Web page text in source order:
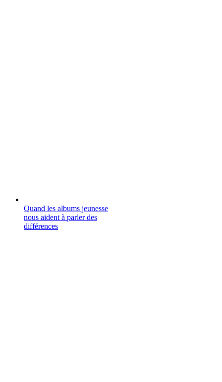
Quand les albums jeunesse
nous aident à parler des
différences